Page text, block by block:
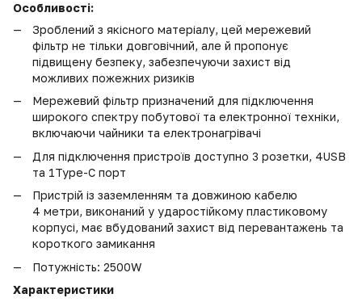
Особливості:
Зроблений з якісного матеріалу, цей мережевий
фільтр не тільки довговічний, але й пропонує
підвищену безпеку, забезпечуючи захист від
можливих пожежних ризиків
Мережевий фільтр призначений для підключення
широкого спектру побутової та електронної техніки,
включаючи чайники та електронагрівачі
Для підключення пристроїв доступно 3 розетки, 4USB
та 1Type-C порт
Пристрій із заземленням та довжиною кабелю
4 метри, виконаний у ударостійкому пластиковому
корпусі, має вбудований захист від перевантажень та
короткого замикання
Потужність: 2500W
Характеристики